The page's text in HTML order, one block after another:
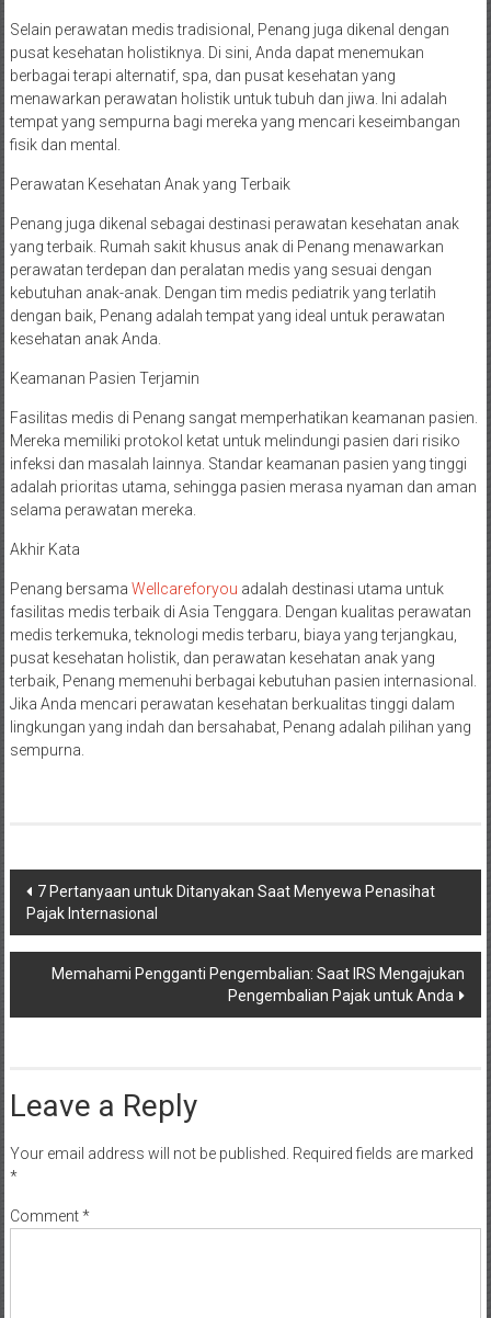
Selain perawatan medis tradisional, Penang juga dikenal dengan
pusat kesehatan holistiknya. Di sini, Anda dapat menemukan
berbagai terapi alternatif, spa, dan pusat kesehatan yang
menawarkan perawatan holistik untuk tubuh dan jiwa. Ini adalah
tempat yang sempurna bagi mereka yang mencari keseimbangan
fisik dan mental.
Perawatan Kesehatan Anak yang Terbaik
Penang juga dikenal sebagai destinasi perawatan kesehatan anak
yang terbaik. Rumah sakit khusus anak di Penang menawarkan
perawatan terdepan dan peralatan medis yang sesuai dengan
kebutuhan anak-anak. Dengan tim medis pediatrik yang terlatih
dengan baik, Penang adalah tempat yang ideal untuk perawatan
kesehatan anak Anda.
Keamanan Pasien Terjamin
Fasilitas medis di Penang sangat memperhatikan keamanan pasien.
Mereka memiliki protokol ketat untuk melindungi pasien dari risiko
infeksi dan masalah lainnya. Standar keamanan pasien yang tinggi
adalah prioritas utama, sehingga pasien merasa nyaman dan aman
selama perawatan mereka.
Akhir Kata
Penang bersama Wellcareforyou adalah destinasi utama untuk
fasilitas medis terbaik di Asia Tenggara. Dengan kualitas perawatan
medis terkemuka, teknologi medis terbaru, biaya yang terjangkau,
pusat kesehatan holistik, dan perawatan kesehatan anak yang
terbaik, Penang memenuhi berbagai kebutuhan pasien internasional.
Jika Anda mencari perawatan kesehatan berkualitas tinggi dalam
lingkungan yang indah dan bersahabat, Penang adalah pilihan yang
sempurna.
Post
navigation
7 Pertanyaan untuk Ditanyakan Saat Menyewa Penasihat
Pajak Internasional
Memahami Pengganti Pengembalian: Saat IRS Mengajukan
Pengembalian Pajak untuk Anda
Leave a Reply
Your email address will not be published. Required fields are marked
*
Comment*